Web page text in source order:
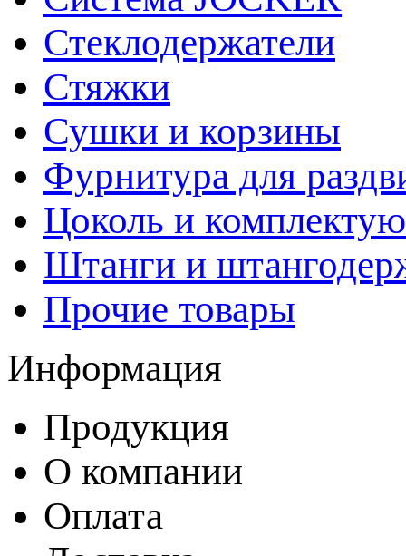
Стеклодержатели
Стяжки
Сушки и корзины
Фурнитура для
Цоколь и
Штанги и
Прочие товары
Информация
Продукция
О компании
Оплата